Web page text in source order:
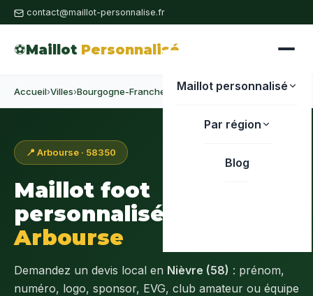
contact@maillot-personnalise.fr
⚽Maillot Personnalisé
Maillot personnalisé
Par région
Blog
Accueil›Villes›Bourgogne-Franche-Comté›Nièvre› Arbourse
📍 Arbourse · 58350
Maillot foot
personnalisé à
Arbourse
Demandez un devis local en Nièvre (58) : prénom,
numéro, logo, sponsor, EVG, club amateur ou équipe